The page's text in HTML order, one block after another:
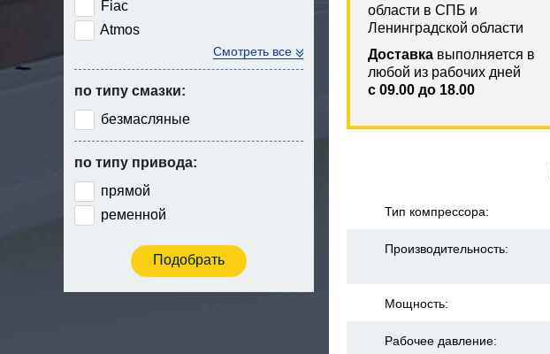
Fiac
Atmos
Смотреть все
по типу смазки:
безмасляные
по типу привода:
прямой
ременной
области в СПБ и
Ленинградской области
Доставка выполняется в
любой из рабочих дней
с 09.00 до 18.00
Тип компрессора:
Производительность:
Мощность:
Рабочее давление: